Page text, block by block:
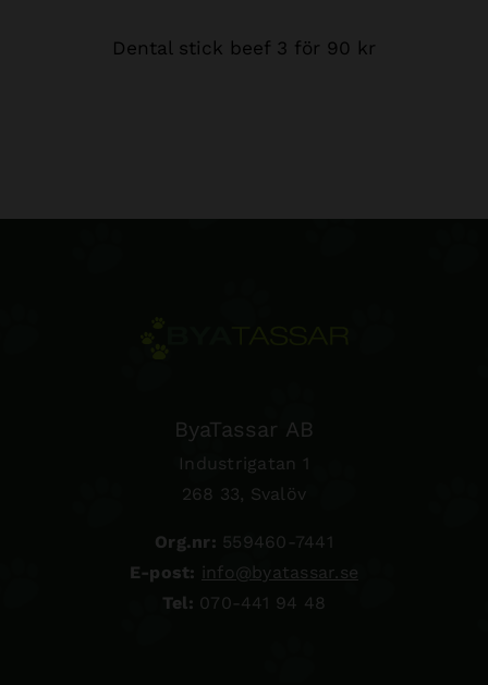
Dental stick beef 3 för 90 kr
ByaTassar AB
Industrigatan 1
268 33, Svalöv
Org.nr: 559460-7441
E-post: info@byatassar.se
Tel: 070-441 94 48